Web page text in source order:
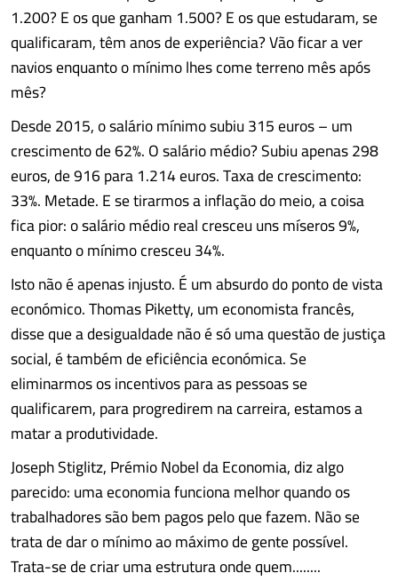
1.200? E os que ganham 1.500? E os que estudaram, se
qualificaram, têm anos de experiência? Vão ficar a ver
navios enquanto o mínimo lhes come terreno mês após
mês?
Desde 2015, o salário mínimo subiu 315 euros – um
crescimento de 62%. O salário médio? Subiu apenas 298
euros, de 916 para 1.214 euros. Taxa de crescimento:
33%. Metade. E se tirarmos a inflação do meio, a coisa
fica pior: o salário médio real cresceu uns míseros 9%,
enquanto o mínimo cresceu 34%.
Isto não é apenas injusto. É um absurdo do ponto de vista
económico. Thomas Piketty, um economista francês,
disse que a desigualdade não é só uma questão de justiça
social, é também de eficiência económica. Se
eliminarmos os incentivos para as pessoas se
qualificarem, para progredirem na carreira, estamos a
matar a produtividade.
Joseph Stiglitz, Prémio Nobel da Economia, diz algo
parecido: uma economia funciona melhor quando os
trabalhadores são bem pagos pelo que fazem. Não se
trata de dar o mínimo ao máximo de gente possível.
Trata-se de criar uma estrutura onde quem........